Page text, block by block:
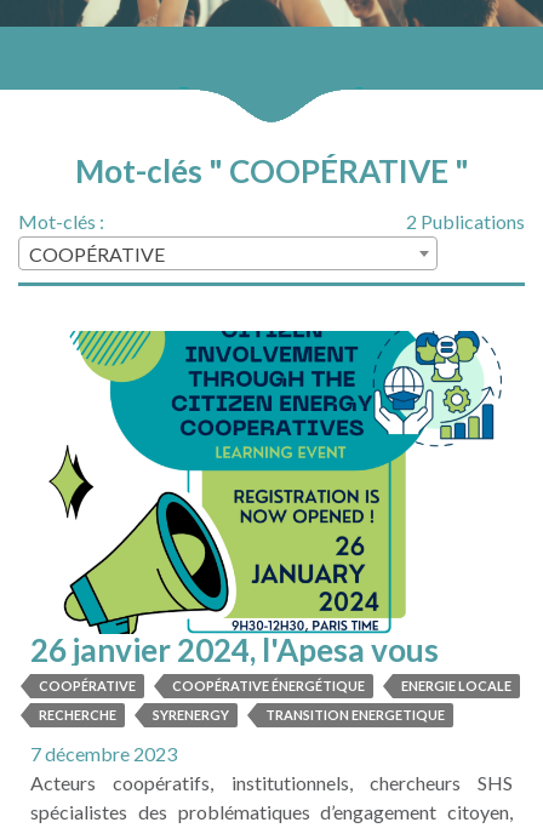
Mot-clés " COOPÉRATIVE "
2 Publications
Mot-clés :
COOPÉRATIVE
26 janvier 2024, l'Apesa vous
invite au Learning Event
"Coopératives Énergétiques et
engagement citoyen".
COOPÉRATIVE COOPÉRATIVE ÉNERGÉTIQUE
ENERGIE LOCALE
RECHERCHE
SYRENERGY TRANSITION ENERGETIQUE
7 décembre 2023
Acteurs coopératifs, institutionnels, chercheurs SHS
spécialistes des problématiques d’engagement citoyen,